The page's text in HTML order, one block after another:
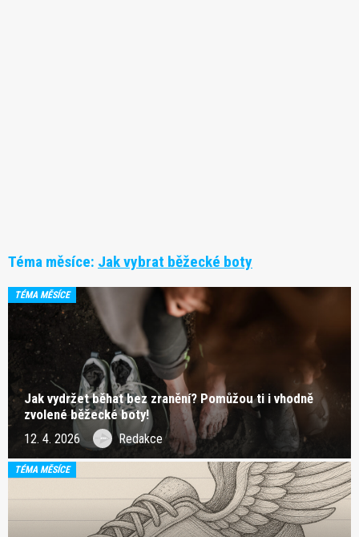
Téma měsíce: Jak vybrat běžecké boty
TÉMA MĚSÍCE
Jak vydržet běhat bez zranění? Pomůžou ti i vhodně
zvolené běžecké boty!
12. 4. 2026 Redakce
TÉMA MĚSÍCE